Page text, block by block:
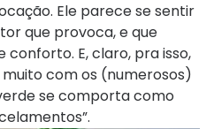
Ele parece se sentir
que provoca, e que
E, claro, pra isso,
com os (numerosos)
se comporta como